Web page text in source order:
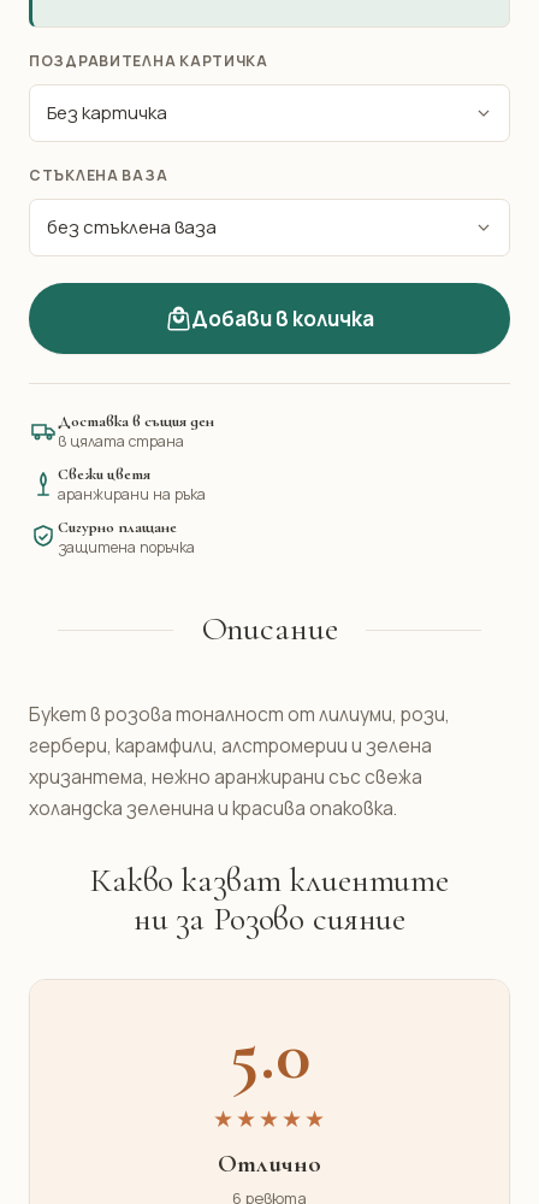
ПОЗДРАВИТЕЛНА КАРТИЧКА
СТЪКЛЕНА ВАЗА
Добави в количка
Доставка в същия ден
в цялата страна
Свежи цветя
аранжирани на ръка
Сигурно плащане
защитена поръчка
Описание
Букет в розова тоналност от лилиуми, рози,
гербери, карамфили, алстромерии и зелена
хризантема, нежно аранжирани със свежа
холандска зеленина и красива опаковка.
Какво казват клиентите
ни за Розово сияние
5.0
★★★★★
Отлично
6 ревюта